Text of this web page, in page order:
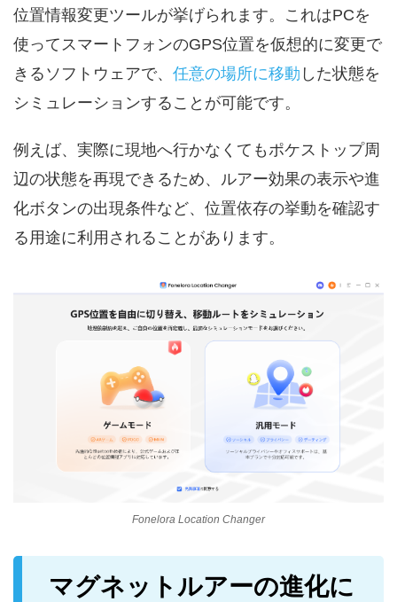
位置情報変更ツールが挙げられます。これはPCを
使ってスマートフォンのGPS位置を仮想的に変更で
きるソフトウェアで、 任意の場所に移動 した状態を
シミュレーションすることが可能です。
例えば、実際に現地へ行かなくてもポケストップ周
辺の状態を再現できるため、ルアー効果の表示や進
化ボタンの出現条件など、位置依存の挙動を確認す
る用途に利用されることがあります。
Fonelora Location Changer
マグネットルアーの進化に